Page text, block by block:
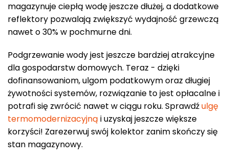
magazynuje ciepłą wodę jeszcze dłużej, a dodatkowe
reflektory pozwalają zwiększyć wydajność grzewczą
nawet o 30% w pochmurne dni.
Podgrzewanie wody jest jeszcze bardziej atrakcyjne
dla gospodarstw domowych. Teraz - dzięki
dofinansowaniom, ulgom podatkowym oraz długiej
żywotności systemów, rozwiązanie to jest opłacalne i
potrafi się zwrócić nawet w ciągu roku. Sprawdźulgę
termomodernizacyjną i uzyskaj jeszcze większe
korzyści! Zarezerwuj swój kolektor zanim skończy się
stan magazynowy.